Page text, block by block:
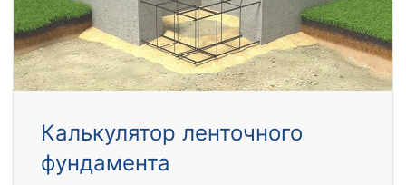
Калькулятор ленточного
фундамента